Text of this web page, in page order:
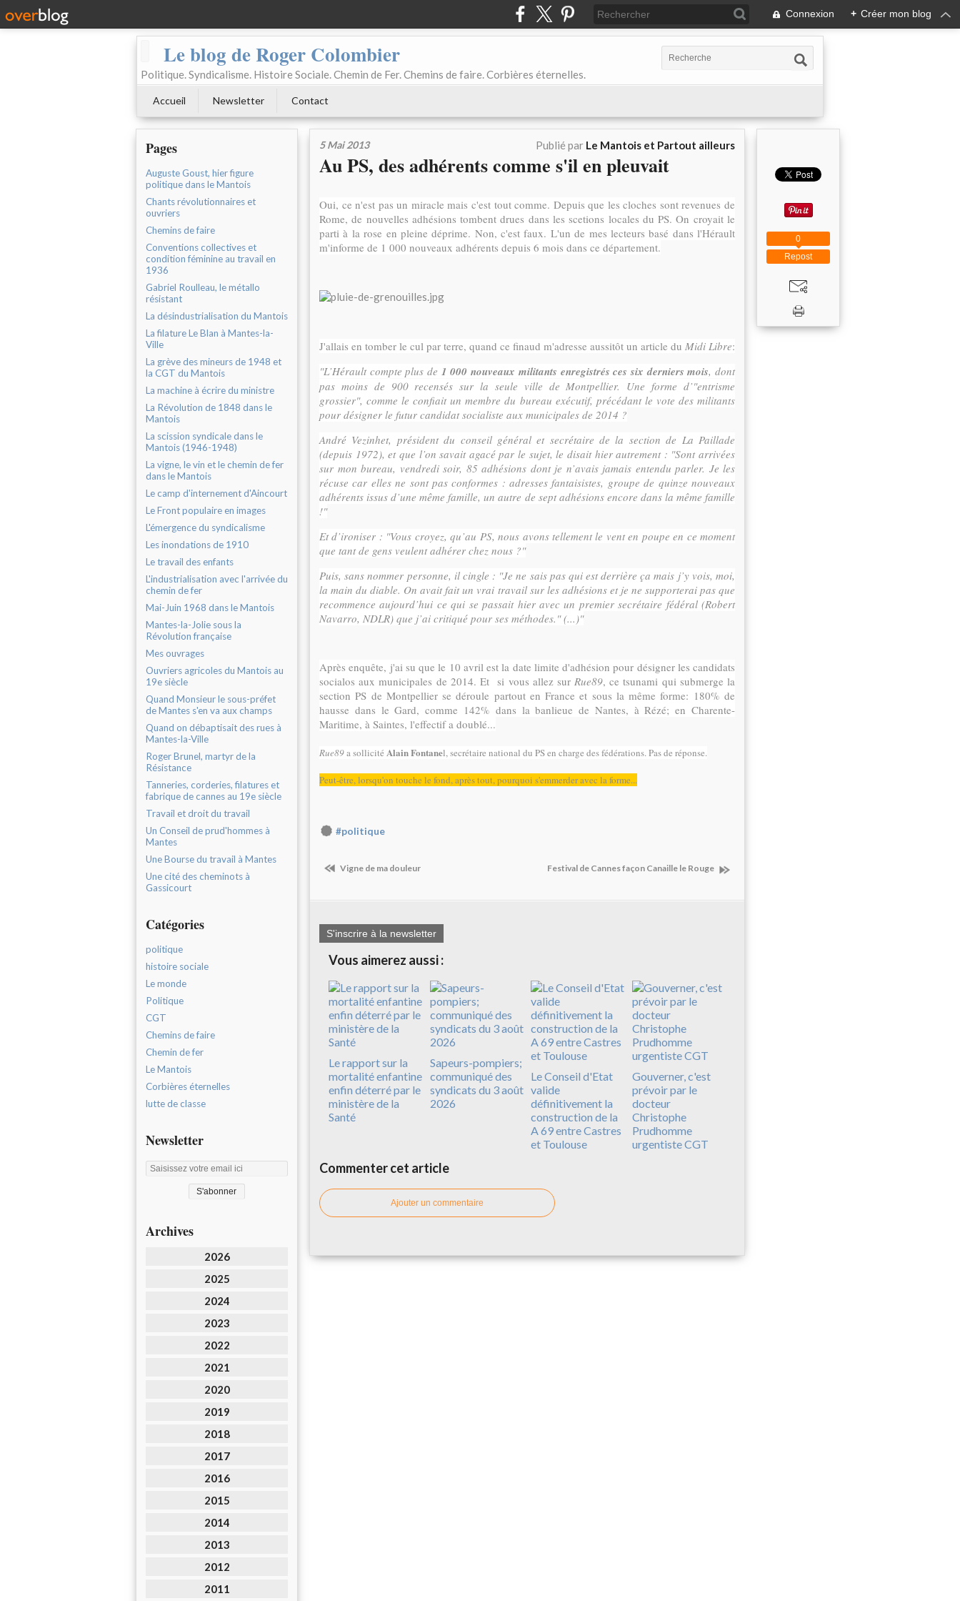
Connexion + Créer mon blog
Le blog de Roger Colombier
Politique. Syndicalisme. Histoire Sociale. Chemin de Fer. Chemins de faire. Corbières éternelles.
Accueil Newsletter Contact
Pages
Auguste Goust, hier figure
politique dans le Mantois
Chants révolutionnaires et
ouvriers
Chemins de faire
Conventions collectives et
condition féminine au travail en
1936
Gabriel Roulleau, le métallo
résistant
La désindustrialisation du Mantois
La filature Le Blan à Mantes-la-
Ville
La grève des mineurs de 1948 et
la CGT du Mantois
La machine à écrire du ministre
La Révolution de 1848 dans le
Mantois
La scission syndicale dans le
Mantois (1946-1948)
La vigne, le vin et le chemin de fer
dans le Mantois
Le camp d'internement d'Aincourt
Le Front populaire en images
L'émergence du syndicalisme
Les inondations de 1910
Le travail des enfants
L'industrialisation avec l'arrivée du
chemin de fer
Mai-Juin 1968 dans le Mantois
Mantes-la-Jolie sous la
Révolution française
Mes ouvrages
Ouvriers agricoles du Mantois au
19e siècle
Quand Monsieur le sous-préfet
de Mantes s'en va aux champs
Quand on débaptisait des rues à
Mantes-la-Ville
Roger Brunel, martyr de la
Résistance
Tanneries, corderies, filatures et
fabrique de cannes au 19e siècle
Travail et droit du travail
Un Conseil de prud'hommes à
Mantes
Une Bourse du travail à Mantes
Une cité des cheminots à
Gassicourt
Catégories
politique
histoire sociale
Le monde
Politique
CGT
Chemins de faire
Chemin de fer
Le Mantois
Corbières éternelles
lutte de classe
Newsletter
Archives
2026
2025
2024
2023
2022
2021
2020
2019
2018
2017
2016
2015
2014
2013
2012
2011
5 Mai 2013 Publié par Le Mantois et Partout ailleurs
Au PS, des adhérents comme s'il en pleuvait
Oui, ce n'est pas un miracle mais c'est tout comme. Depuis que les cloches sont revenues de
Rome, de nouvelles adhésions tombent drues dans les scetions locales du PS. On croyait le
parti à la rose en pleine déprime. Non, c'est faux. L'un de mes lecteurs basé dans l'Hérault
m'informe de 1 000 nouveaux adhérents depuis 6 mois dans ce département.
J'allais en tomber le cul par terre, quand ce finaud m'adresse aussitôt un article du Midi Libre:
"L’Hérault compte plus de 1 000 nouveaux militants enregistrés ces six derniers mois, dont
pas moins de 900 recensés sur la seule ville de Montpellier. Une forme d’"entrisme
grossier", comme le confiait un membre du bureau exécutif, précédant le vote des militants
pour désigner le futur candidat socialiste aux municipales de 2014 ?
André Vezinhet, président du conseil général et secrétaire de la section de La Paillade
(depuis 1972), et que l’on savait agacé par le sujet, le disait hier autrement : "Sont arrivées
sur mon bureau, vendredi soir, 85 adhésions dont je n’avais jamais entendu parler. Je les
récuse car elles ne sont pas conformes : adresses fantaisistes, groupe de quinze nouveaux
adhérents issus d’une même famille, un autre de sept adhésions encore dans la même famille
!"
Et d’ironiser : "Vous croyez, qu’au PS, nous avons tellement le vent en poupe en ce moment
que tant de gens veulent adhérer chez nous ?"
Puis, sans nommer personne, il cingle : "Je ne sais pas qui est derrière ça mais j’y vois, moi,
la main du diable. On avait fait un vrai travail sur les adhésions et je ne supporterai pas que
recommence aujourd’hui ce qui se passait hier avec un premier secrétaire fédéral (Robert
Navarro, NDLR) que j’ai critiqué pour ses méthodes." (...)"
Après enquête, j'ai su que le 10 avril est la date limite d'adhésion pour désigner les candidats
socialos aux municipales de 2014. Et si vous allez surRue89, ce tsunami qui submerge la
section PS de Montpellier se déroule partout en France et sous la même forme: 180% de
hausse dans le Gard, comme 142% dans la banlieue de Nantes, à Rézé; en Charente-
Maritime, à Saintes, l'effectif a doublé...
Rue89a sollicité Alain Fontanel, secrétaire national du PS en charge des fédérations. Pas de réponse.
Peut-être, lorsqu'on touche le fond, après tout, pourquoi s'emmerder avec la forme...
#politique
Vigne de ma douleur Festival de Cannes façon Canaille le Rouge
S'inscrire à la newsletter
Vous aimerez aussi :
Le rapport sur la
mortalité enfantine
enfin déterré par le
ministère de la
Santé
Sapeurs-pompiers;
communiqué des
syndicats du 3 août
2026
Le Conseil d'Etat
valide
définitivement la
construction de la
A 69 entre Castres
et Toulouse
Gouverner, c'est
prévoir par le
docteur
Christophe
Prudhomme
urgentiste CGT
Commenter cet article
Ajouter un commentaire
Repost
0